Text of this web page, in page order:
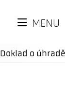
MENU
Doklad o